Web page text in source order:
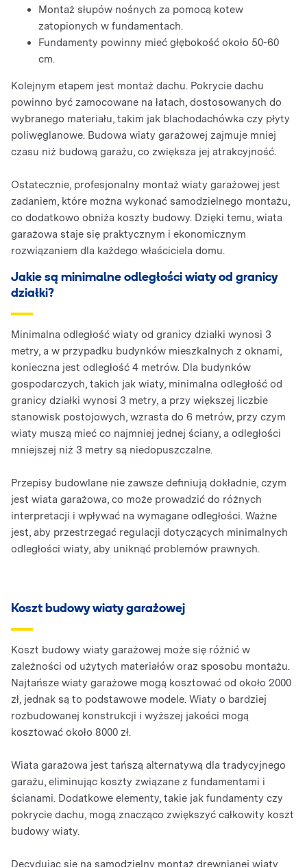
Montaż słupów nośnych za pomocą kotew
zatopionych w fundamentach.
Fundamenty powinny mieć głębokość około 50-60
cm.
Kolejnym etapem jest montaż dachu. Pokrycie dachu
powinno być zamocowane na łatach, dostosowanych do
wybranego materiału, takim jak blachodachówka czy płyty
poliwęglanowe. Budowa wiaty garażowej zajmuje mniej
czasu niż budową garażu, co zwiększa jej atrakcyjność.
Ostatecznie, profesjonalny montaż wiaty garażowej jest
zadaniem, które można wykonać samodzielnego montażu,
co dodatkowo obniża koszty budowy. Dzięki temu, wiata
garażowa staje się praktycznym i ekonomicznym
rozwiązaniem dla każdego właściciela domu.
Jakie są minimalne odległości wiaty od granicy
działki?
Minimalna odległość wiaty od granicy działki wynosi 3
metry, a w przypadku budynków mieszkalnych z oknami,
konieczna jest odległość 4 metrów. Dla budynków
gospodarczych, takich jak wiaty, minimalna odległość od
granicy działki wynosi 3 metry, a przy większej liczbie
stanowisk postojowych, wzrasta do 6 metrów, przy czym
wiaty muszą mieć co najmniej jednej ściany, a odległości
mniejszej niż 3 metry są niedopuszczalne.
Przepisy budowlane nie zawsze definiują dokładnie, czym
jest wiata garażowa, co może prowadzić do różnych
interpretacji i wpływać na wymagane odległości. Ważne
jest, aby przestrzegać regulacji dotyczących minimalnych
odległości wiaty, aby uniknąć problemów prawnych.
Koszt budowy wiaty garażowej
Koszt budowy wiaty garażowej może się różnić w
zależności od użytych materiałów oraz sposobu montażu.
Najtańsze wiaty garażowe mogą kosztować od około 2000
zł, jednak są to podstawowe modele. Wiaty o bardziej
rozbudowanej konstrukcji i wyższej jakości mogą
kosztować około 8000 zł.
Wiata garażowa jest tańszą alternatywą dla tradycyjnego
garażu, eliminując koszty związane z fundamentami i
ścianami. Dodatkowe elementy, takie jak fundamenty czy
pokrycie dachu, mogą znacząco zwiększyć całkowity koszt
budowy wiaty.
Decydując się na samodzielny montaż drewnianej wiaty